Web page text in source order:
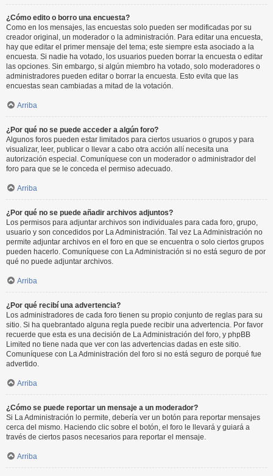
¿Cómo edito o borro una encuesta?
Como en los mensajes, las encuestas solo pueden ser modificadas por su
creador original, un moderador o la administración. Para editar una encuesta,
hay que editar el primer mensaje del tema; este siempre esta asociado a la
encuesta. Si nadie ha votado, los usuarios pueden borrar la encuesta o editar
las opciones. Sin embargo, si algún miembro ha votado, solo moderadores o
administradores pueden editar o borrar la encuesta. Esto evita que las
encuestas sean cambiadas a mitad de la votación.
Arriba
¿Por qué no se puede acceder a algún foro?
Algunos foros pueden estar limitados para ciertos usuarios o grupos y para
visualizar, leer, publicar o llevar a cabo otra acción allí necesita una
autorización especial. Comuníquese con un moderador o administrador del
foro para que se le conceda el permiso adecuado.
Arriba
¿Por qué no se puede añadir archivos adjuntos?
Los permisos para adjuntar archivos son individuales para cada foro, grupo,
usuario y son concedidos por La Administración. Tal vez La Administración no
permite adjuntar archivos en el foro en que se encuentra o solo ciertos grupos
pueden hacerlo. Comuníquese con La Administración si no está seguro de por
qué no puede adjuntar archivos.
Arriba
¿Por qué recibí una advertencia?
Los administradores de cada foro tienen su propio conjunto de reglas para su
sitio. Si ha quebrantado alguna regla puede recibir una advertencia. Por favor
recuerde que esta es una decisión de La Administración del foro, y phpBB
Limited no tiene nada que ver con las advertencias dadas en este sitio.
Comuníquese con La Administración del foro si no está seguro de porqué fue
advertido.
Arriba
¿Cómo se puede reportar un mensaje a un moderador?
Si La Administración lo permite, debería ver un botón para reportar mensajes
cerca del mismo. Haciendo clic sobre el botón, el foro le llevará y guiará a
través de ciertos pasos necesarios para reportar el mensaje.
Arriba